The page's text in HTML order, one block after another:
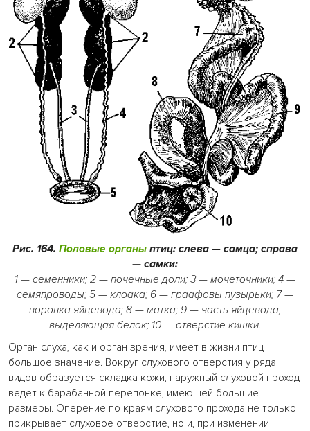
Рис. 164. Половые органы птиц: слева — самца; справа
— самки:
1 — семенники; 2 — почечные доли; 3 — мочеточники; 4 —
семяпроводы; 5 — клоака; 6 — граафовы пузырьки; 7 —
воронка яйцевода; 8 — матка; 9 — часть яйцевода,
выделяющая белок; 10 — отверстие кишки.
Орган слуха, как и орган зрения, имеет в жизни птиц
большое значение. Вокруг слухового отверстия у ряда
видов образуется складка кожи, наружный слуховой проход
ведет к барабанной перепонке, имеющей большие
размеры. Оперение по краям слухового прохода не только
прикрывает слуховое отверстие, но и, при изменении